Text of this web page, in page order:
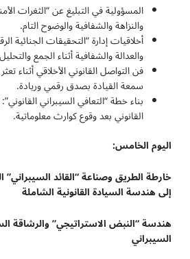
المسؤولية في التبليغ عن “الثغرات
والنزاهة والشفافية والوضوح التام.
أخلاقيات إدارة “التحقيقات
والعدالة والشفافية أثناء الجمع
فن التواصل القانوني الأخلاقي أثناء
سمعة القيادة بصدق رقمي وريادة.
بناء خطة “التعافي السيبراني
القانوني بعد وقوع كوارث معلوماتية.
اليوم الخامس:
خارطة الطريق وصناعة “القائد السيبراني”
إلى هندسة السيادة القانونية الشاملة
هندسة “النبض الاستراتيجي” والرشاقة
السيبراني